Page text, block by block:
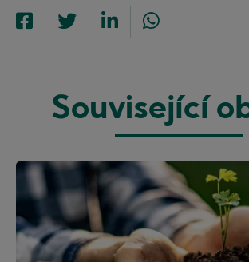
Související